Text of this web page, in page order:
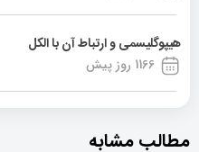
هیپوگلیسمی و ارتباط آن با الکل
1166 روز پیش
مطالب مشابه